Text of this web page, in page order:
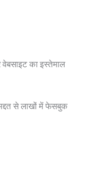
का इस्तेमाल
से लाखों में फेसबुक